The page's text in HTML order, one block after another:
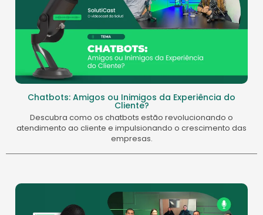
Chatbots: Amigos ou Inimigos da Experiência do
Cliente?
Descubra como os chatbots estão revolucionando o
atendimento ao cliente e impulsionando o crescimento das
empresas.